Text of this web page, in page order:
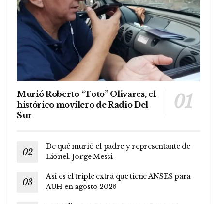
Murió Roberto “Toto” Olivares, el
histórico movilero de Radio Del
Sur
De qué murió el padre y representante de
Lionel, Jorge Messi
Así es el triple extra que tiene ANSES para
AUH en agosto 2026